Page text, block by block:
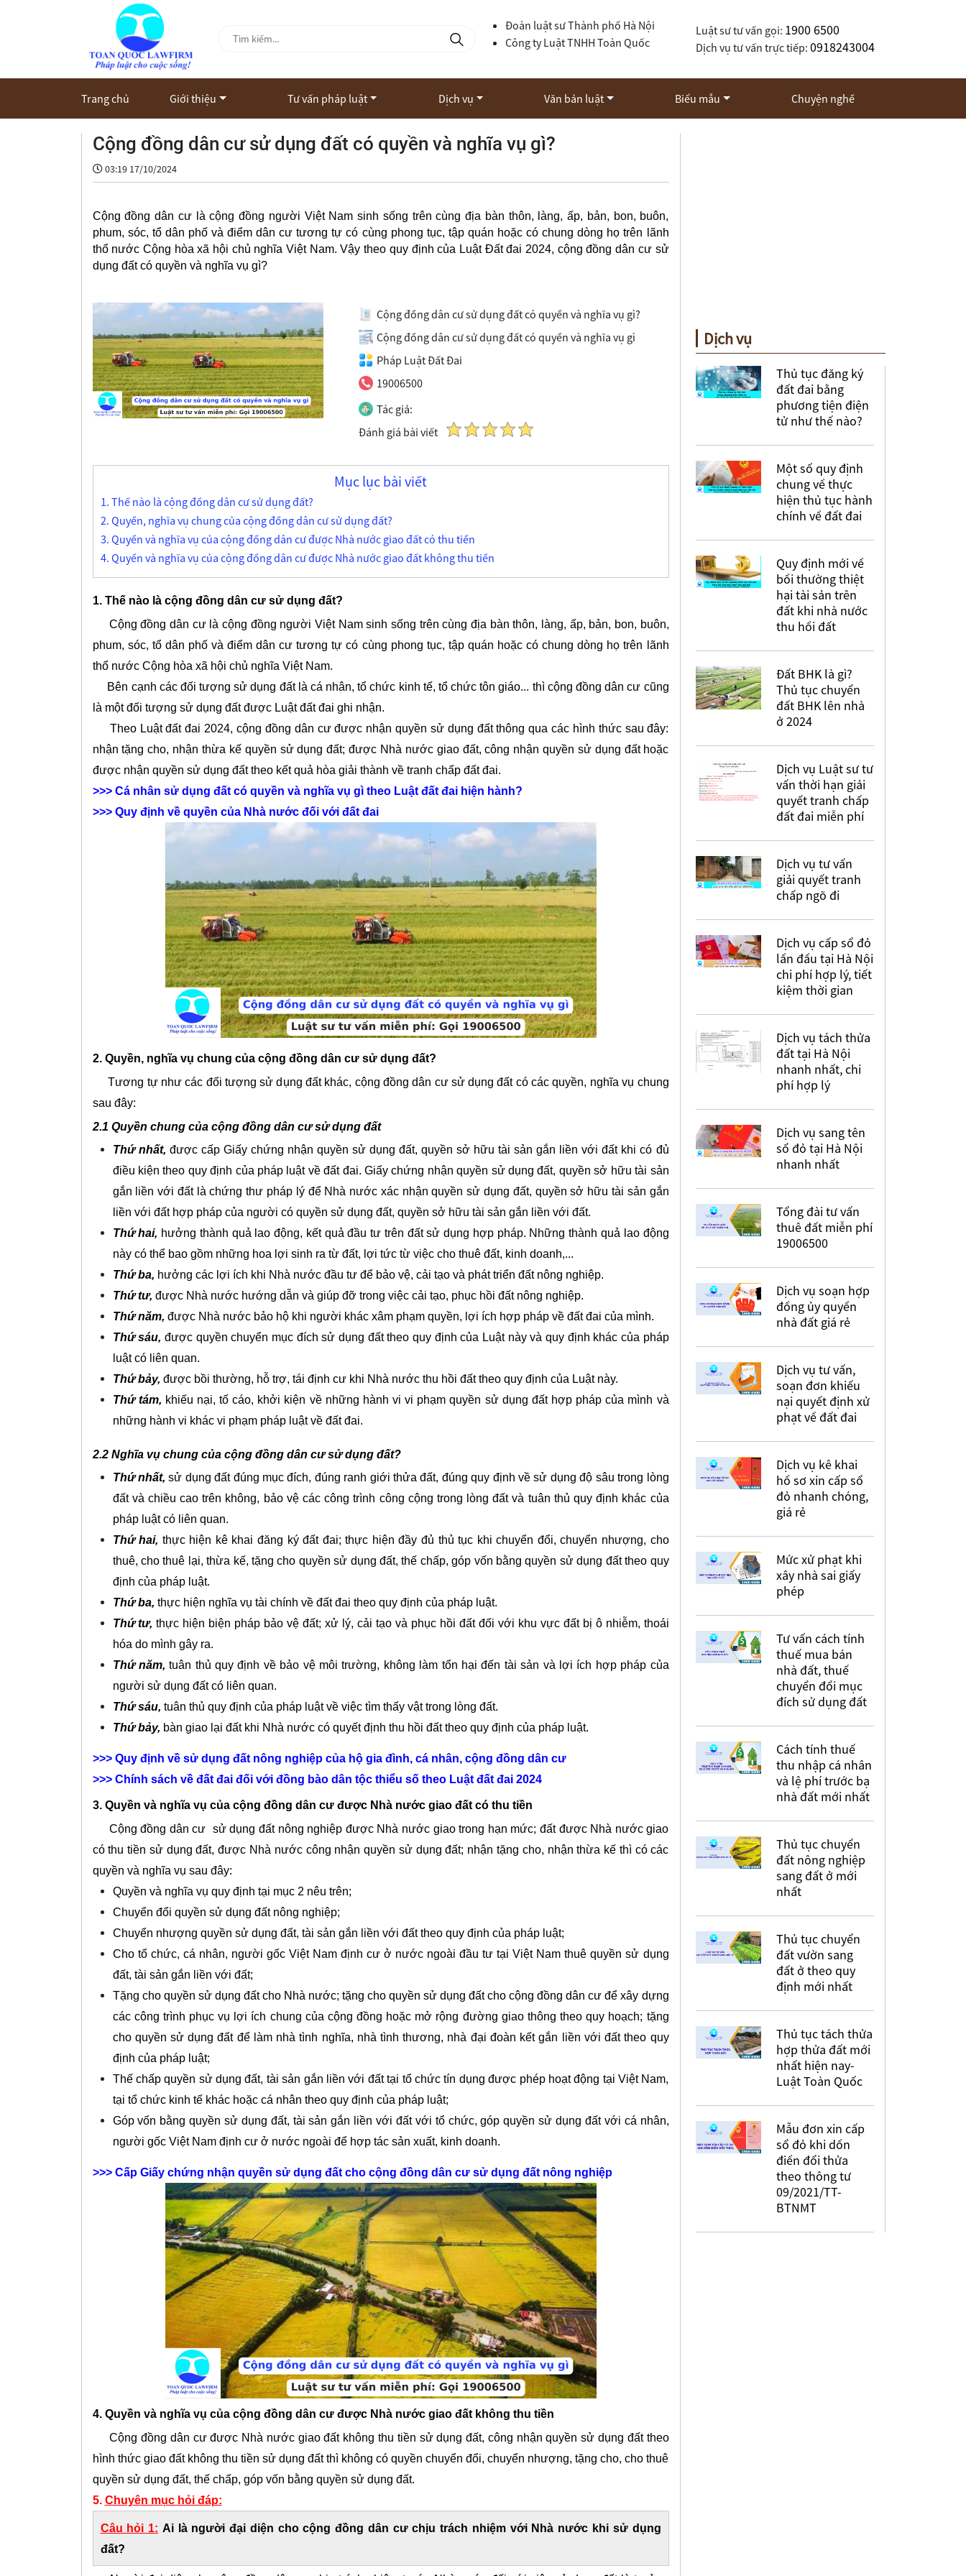
Đoàn luật sư Thành phố Hà Nội
Công ty Luật TNHH Toàn Quốc
Luật sư tư vấn gọi: 1900 6500
Dịch vụ tư vấn trực tiếp: 0918243004
Trang chủ Giới thiệu Tư vấn pháp luật Dịch vụ Văn bản luật Biểu mẫu Chuyện nghề
Cộng đồng dân cư sử dụng đất có quyền và nghĩa vụ gì?
03:19 17/10/2024
Cộng đồng dân cư là cộng đồng người Việt Nam sinh sống trên cùng địa bàn thôn, làng, ấp, bản, bon, buôn,
phum, sóc, tổ dân phố và điểm dân cư tương tự có cùng phong tục, tập quán hoặc có chung dòng họ trên lãnh
thổ nước Cộng hòa xã hội chủ nghĩa Việt Nam. Vậy theo quy định của Luật Đất đai 2024, cộng đồng dân cư sử
dụng đất có quyền và nghĩa vụ gì?
Cộng đồng dân cư sử dụng đất có quyền và nghĩa vụ gì?
Cộng đồng dân cư sử dụng đất có quyền và nghĩa vụ gì
Pháp Luật Đất Đai
19006500
Tác giả:
Đánh giá bài viết
Mục lục bài viết
1. Thế nào là cộng đồng dân cư sử dụng đất?
2. Quyền, nghĩa vụ chung của cộng đồng dân cư sử dụng đất?
3. Quyền và nghĩa vụ của cộng đồng dân cư được Nhà nước giao đất có thu tiền
4. Quyền và nghĩa vụ của cộng đồng dân cư được Nhà nước giao đất không thu tiền
1. Thế nào là cộng đồng dân cư sử dụng đất?
Cộng đồng dân cư là cộng đồng người Việt Nam sinh sống trên cùng địa bàn thôn, làng, ấp, bản, bon, buôn,
phum, sóc, tổ dân phố và điểm dân cư tương tự có cùng phong tục, tập quán hoặc có chung dòng họ trên lãnh
thổ nước Cộng hòa xã hội chủ nghĩa Việt Nam.
Bên cạnh các đối tượng sử dụng đất là cá nhân, tổ chức kinh tế, tổ chức tôn giáo... thì cộng đồng dân cư cũng
là một đối tượng sử dụng đất được Luật đất đai ghi nhận.
Theo Luật đất đai 2024, cộng đồng dân cư được nhận quyền sử dụng đất thông qua các hình thức sau đây:
nhận tặng cho, nhận thừa kế quyền sử dụng đất; được Nhà nước giao đất, công nhận quyền sử dụng đất hoặc
được nhận quyền sử dụng đất theo kết quả hòa giải thành về tranh chấp đất đai.
>>> Cá nhân sử dụng đất có quyền và nghĩa vụ gì theo Luật đất đai hiện hành?
>>> Quy định về quyền của Nhà nước đối với đất đai
2. Quyền, nghĩa vụ chung của cộng đồng dân cư sử dụng đất?
Tương tự như các đối tượng sử dụng đất khác, cộng đồng dân cư sử dụng đất có các quyền, nghĩa vụ chung
sau đây:
2.1 Quyền chung của cộng đồng dân cư sử dụng đất
Thứ nhất, được cấp Giấy chứng nhận quyền sử dụng đất, quyền sở hữu tài sản gắn liền với đất khi có đủ
điều kiện theo quy định của pháp luật về đất đai. Giấy chứng nhận quyền sử dụng đất, quyền sở hữu tài sản
gắn liền với đất là chứng thư pháp lý để Nhà nước xác nhận quyền sử dụng đất, quyền sở hữu tài sản gắn
liền với đất hợp pháp của người có quyền sử dụng đất, quyền sở hữu tài sản gắn liền với đất.
Thứ hai, hưởng thành quả lao động, kết quả đầu tư trên đất sử dụng hợp pháp. Những thành quả lao động
này có thể bao gồm những hoa lợi sinh ra từ đất, lợi tức từ việc cho thuê đất, kinh doanh,...
Thứ ba, hưởng các lợi ích khi Nhà nước đầu tư để bảo vệ, cải tạo và phát triển đất nông nghiệp.
Thứ tư, được Nhà nước hướng dẫn và giúp đỡ trong việc cải tạo, phục hồi đất nông nghiệp.
Thứ năm, được Nhà nước bảo hộ khi người khác xâm phạm quyền, lợi ích hợp pháp về đất đai của mình.
Thứ sáu, được quyền chuyển mục đích sử dụng đất theo quy định của Luật này và quy định khác của pháp
luật có liên quan.
Thứ bảy, được bồi thường, hỗ trợ, tái định cư khi Nhà nước thu hồi đất theo quy định của Luật này.
Thứ tám, khiếu nại, tố cáo, khởi kiện về những hành vi vi phạm quyền sử dụng đất hợp pháp của mình và
những hành vi khác vi phạm pháp luật về đất đai.
2.2 Nghĩa vụ chung của cộng đồng dân cư sử dụng đất?
Thứ nhất, sử dụng đất đúng mục đích, đúng ranh giới thửa đất, đúng quy định về sử dụng độ sâu trong lòng
đất và chiều cao trên không, bảo vệ các công trình công cộng trong lòng đất và tuân thủ quy định khác của
pháp luật có liên quan.
Thứ hai, thực hiện kê khai đăng ký đất đai; thực hiện đầy đủ thủ tục khi chuyển đổi, chuyển nhượng, cho
thuê, cho thuê lại, thừa kế, tặng cho quyền sử dụng đất, thế chấp, góp vốn bằng quyền sử dụng đất theo quy
định của pháp luật.
Thứ ba, thực hiện nghĩa vụ tài chính về đất đai theo quy định của pháp luật.
Thứ tư, thực hiện biện pháp bảo vệ đất; xử lý, cải tạo và phục hồi đất đối với khu vực đất bị ô nhiễm, thoái
hóa do mình gây ra.
Thứ năm,tuân thủ quy định về bảo vệ môi trường, không làm tổn hại đến tài sản và lợi ích hợp pháp của
người sử dụng đất có liên quan.
Thứ sáu, tuân thủ quy định của pháp luật về việc tìm thấy vật trong lòng đất.
Thứ bảy, bàn giao lại đất khi Nhà nước có quyết định thu hồi đất theo quy định của pháp luật.
>>> Quy định về sử dụng đất nông nghiệp của hộ gia đình, cá nhân, cộng đồng dân cư
>>> Chính sách về đất đai đối với đồng bào dân tộc thiểu số theo Luật đất đai 2024
3. Quyền và nghĩa vụ của cộng đồng dân cư được Nhà nước giao đất có thu tiền
Cộng đồng dân cư sử dụng đất nông nghiệp được Nhà nước giao trong hạn mức; đất được Nhà nước giao
có thu tiền sử dụng đất, được Nhà nước công nhận quyền sử dụng đất; nhận tặng cho, nhận thừa kế thì có các
quyền và nghĩa vụ sau đây:
Quyền và nghĩa vụ quy định tại mục 2 nêu trên;
Chuyển đổi quyền sử dụng đất nông nghiệp;
Chuyển nhượng quyền sử dụng đất, tài sản gắn liền với đất theo quy định của pháp luật;
Cho tổ chức, cá nhân, người gốc Việt Nam định cư ở nước ngoài đầu tư tại Việt Nam thuê quyền sử dụng
đất, tài sản gắn liền với đất;
Tặng cho quyền sử dụng đất cho Nhà nước; tặng cho quyền sử dụng đất cho cộng đồng dân cư để xây dựng
các công trình phục vụ lợi ích chung của cộng đồng hoặc mở rộng đường giao thông theo quy hoạch; tặng
cho quyền sử dụng đất để làm nhà tình nghĩa, nhà tình thương, nhà đại đoàn kết gắn liền với đất theo quy
định của pháp luật;
Thế chấp quyền sử dụng đất, tài sản gắn liền với đất tại tổ chức tín dụng được phép hoạt động tại Việt Nam,
tại tổ chức kinh tế khác hoặc cá nhân theo quy định của pháp luật;
Góp vốn bằng quyền sử dụng đất, tài sản gắn liền với đất với tổ chức, góp quyền sử dụng đất với cá nhân,
người gốc Việt Nam định cư ở nước ngoài để hợp tác sản xuất, kinh doanh.
>>> Cấp Giấy chứng nhận quyền sử dụng đất cho cộng đồng dân cư sử dụng đất nông nghiệp
4. Quyền và nghĩa vụ của cộng đồng dân cư được Nhà nước giao đất không thu tiền
Cộng đồng dân cư được Nhà nước giao đất không thu tiền sử dụng đất, công nhận quyền sử dụng đất theo
hình thức giao đất không thu tiền sử dụng đất thì không có quyền chuyển đổi, chuyển nhượng, tặng cho, cho thuê
quyền sử dụng đất, thế chấp, góp vốn bằng quyền sử dụng đất.
5. Chuyên mục hỏi đáp:
Câu hỏi 1: Ai là người đại diện cho cộng đồng dân cư chịu trách nhiệm với Nhà nước khi sử dụng
đất?
Dịch vụ
Thủ tục đăng ký
đất đai bằng
phương tiện điện
tử như thế nào?
Một số quy định
chung về thực
hiện thủ tục hành
chính về đất đai
Quy định mới về
bồi thường thiệt
hại tài sản trên
đất khi nhà nước
thu hồi đất
Đất BHK là gì?
Thủ tục chuyển
đất BHK lên nhà
ở 2024
Dịch vụ Luật sư tư
vấn thời hạn giải
quyết tranh chấp
đất đai miễn phí
Dịch vụ tư vấn
giải quyết tranh
chấp ngõ đi
Dịch vụ cấp sổ đỏ
lần đầu tại Hà Nội
chi phí hợp lý, tiết
kiệm thời gian
Dịch vụ tách thửa
đất tại Hà Nội
nhanh nhất, chi
phí hợp lý
Dịch vụ sang tên
sổ đỏ tại Hà Nội
nhanh nhất
Tổng đài tư vấn
thuê đất miễn phí
19006500
Dịch vụ soạn hợp
đồng ủy quyền
nhà đất giá rẻ
Dịch vụ tư vấn,
soạn đơn khiếu
nại quyết định xử
phạt về đất đai
Dịch vụ kê khai
hồ sơ xin cấp sổ
đỏ nhanh chóng,
giá rẻ
Mức xử phạt khi
xây nhà sai giấy
phép
Tư vấn cách tính
thuế mua bán
nhà đất, thuế
chuyển đổi mục
đích sử dụng đất
Cách tính thuế
thu nhập cá nhân
và lệ phí trước bạ
nhà đất mới nhất
Thủ tục chuyển
đất nông nghiệp
sang đất ở mới
nhất
Thủ tục chuyển
đất vườn sang
đất ở theo quy
định mới nhất
Thủ tục tách thửa
hợp thửa đất mới
nhất hiện nay-
Luật Toàn Quốc
Mẫu đơn xin cấp
sổ đỏ khi dồn
điền đổi thửa
theo thông tư
09/2021/TT-
BTNMT